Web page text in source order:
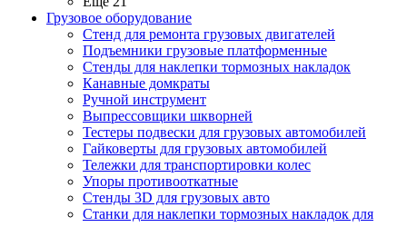
Грузовое оборудование
Стенд для ремонта грузовых двигателей
Подъемники грузовые платформенные
Стенды для наклепки тормозных накладок
Канавные домкраты
Ручной инструмент
Выпрессовщики шкворней
Тестеры подвески для грузовых автомобилей
Гайковерты для грузовых автомобилей
Тележки для транспортировки колес
Упоры противооткатные
Стенды 3D для грузовых авто
Станки для наклепки тормозных накладок для